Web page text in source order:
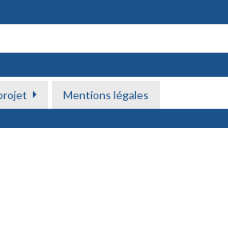
Mentions légales